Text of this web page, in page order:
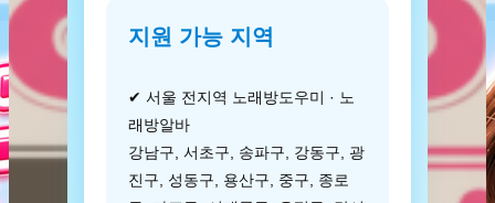
지원 가능 지역
✔ 서울 전지역 노래방도우미 · 노
래방알바
강남구, 서초구, 송파구, 강동구, 광
진구, 성동구, 용산구, 중구, 종로